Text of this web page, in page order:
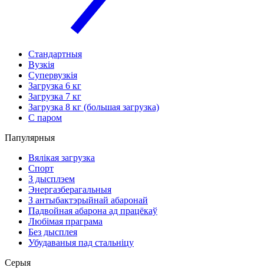
Стандартныя
Вузкія
Супервузкія
Загрузка 6 кг
Загрузка 7 кг
Загрузка 8 кг (большая загрузка)
С паром
Папулярныя
Вялікая загрузка
Спорт
З дысплэем
Энергазберагальныя
З антыбактэрыйнай абаронай
Падвойная абарона ад працёкаў
Любімая праграма
Без дысплея
Убудаваныя пад стальніцу
Серыя